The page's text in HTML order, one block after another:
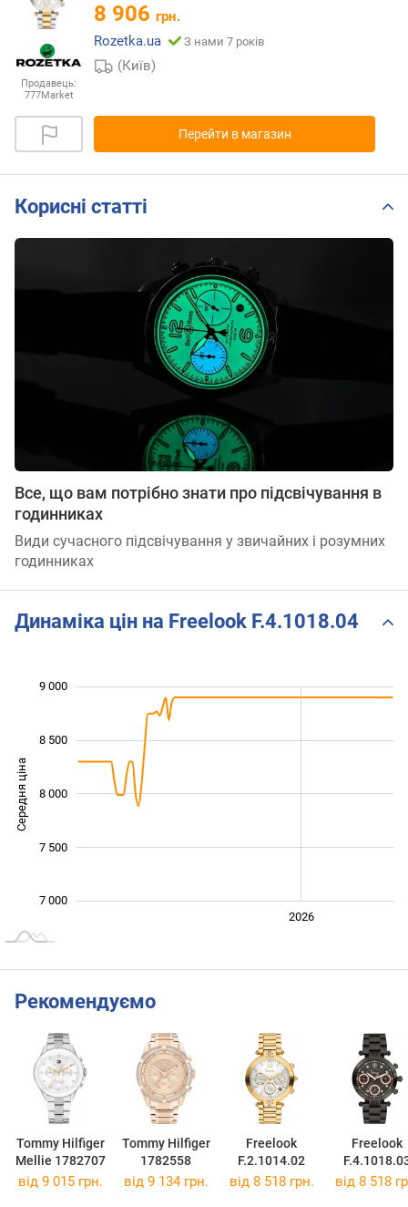
Продавець:
777Market
8 906 грн.
Rozetka.ua
З нами 7 років
(Київ)
Перейти в магазин
Корисні статті
Все, що вам потрібно знати про підсвічування в
годинниках
Види сучасного підсвічування у звичайних і розумних
годинниках
Динаміка цін на Freelook F.4.1018.04
Середня ціна 7 000
7 000
7 500
8 000
8 500
9 000
2026
Рекомендуємо
Tommy Hilfiger
Mellie 1782707
Tommy Hilfiger
1782558
Freelook
F.2.1014.02
Freelook
від 9 015 грн. від 9 134 грн. від 8 518 грн. від 8 518